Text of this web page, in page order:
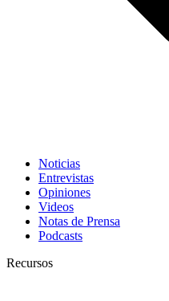
Noticias
Entrevistas
Opiniones
Videos
Notas de Prensa
Podcasts
Recursos